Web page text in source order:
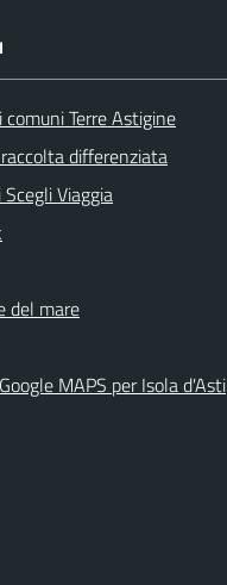
comuni Terre Astigine
differenziata
Viaggia
del mare
MAPS per Isola d'Asti